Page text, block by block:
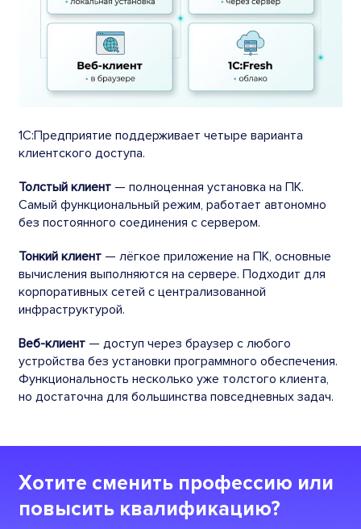
1С:Предприятие поддерживает четыре варианта
клиентского доступа.
Толстый клиент — полноценная установка на ПК.
Самый функциональный режим, работает автономно
без постоянного соединения с сервером.
Тонкий клиент — лёгкое приложение на ПК, основные
вычисления выполняются на сервере. Подходит для
корпоративных сетей с централизованной
инфраструктурой.
Веб-клиент — доступ через браузер с любого
устройства без установки программного обеспечения.
Функциональность несколько уже толстого клиента,
но достаточна для большинства повседневных задач.
Хотите сменить профессию или
повысить квалификацию?